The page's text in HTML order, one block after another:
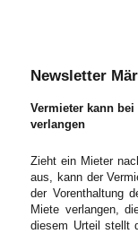
Newsletter
Vermieter kann
verlangen
Zieht ein Mieter
aus, kann der
der Vorenthaltung
Miete verlangen,
diesem Urteil stellt